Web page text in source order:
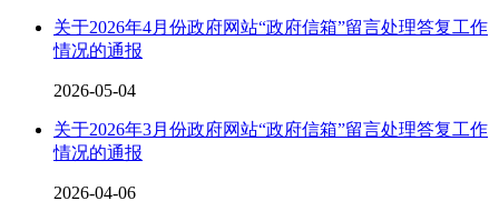
关于2026年4月份政府网站“政府信箱”留言处理答复工作
情况的通报
2026-05-04
关于2026年3月份政府网站“政府信箱”留言处理答复工作
情况的通报
2026-04-06